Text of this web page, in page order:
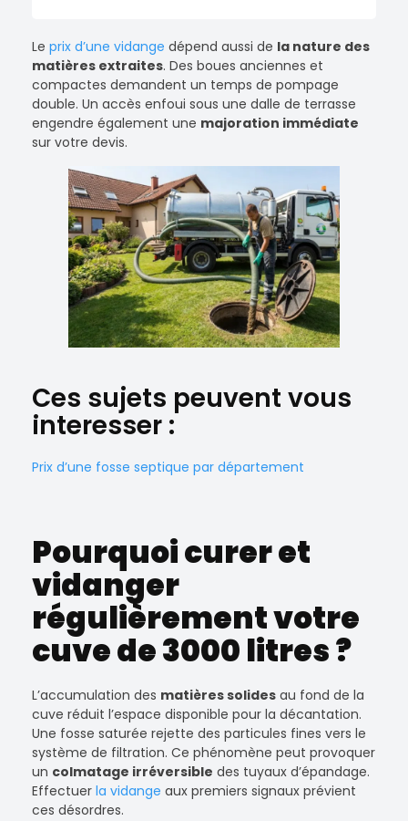
Le prix d’une vidange dépend aussi de la nature des
matières extraites. Des boues anciennes et
compactes demandent un temps de pompage
double. Un accès enfoui sous une dalle de terrasse
engendre également une majoration immédiate
sur votre devis.
Ces sujets peuvent vous
interesser :
Prix d’une fosse septique par département
Pourquoi curer et
vidanger
régulièrement votre
cuve de 3000 litres ?
L’accumulation des matières solides au fond de la
cuve réduit l’espace disponible pour la décantation.
Une fosse saturée rejette des particules fines vers le
système de filtration. Ce phénomène peut provoquer
un colmatage irréversible des tuyaux d’épandage.
Effectuer la vidange aux premiers signaux prévient
ces désordres.